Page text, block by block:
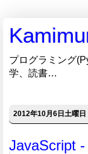
プログラミング
学、読書…
2012年10月6日土曜日
JavaScript